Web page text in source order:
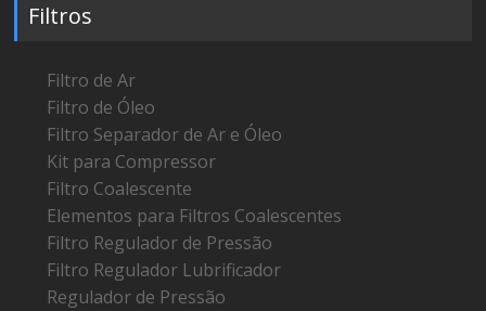
Filtros
Filtro de Ar
Filtro de Óleo
Filtro Separador de Ar e Óleo
Kit para Compressor
Filtro Coalescente
Elementos para Filtros Coalescentes
Filtro Regulador de Pressão
Filtro Regulador Lubrificador
Regulador de Pressão